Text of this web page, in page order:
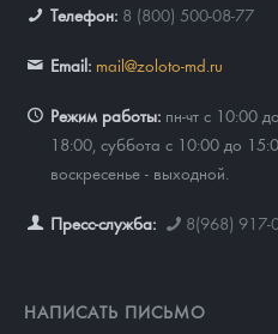
Телефон: 8 (800) 500-08-77
Email: mail@zoloto-md.ru
Режим работы: пн-чт с 10:00
18:00, суббота с 10:00 до
воскресенье - выходной.
Пресс-служба: 8(968) 917-
НАПИСАТЬ ПИСЬМО